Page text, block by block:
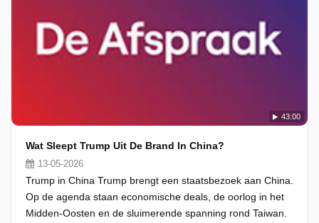
43:00
Wat Sleept Trump Uit De Brand In China?
13-05-2026
Trump in China Trump brengt een staatsbezoek aan China.
Op de agenda staan economische deals, de oorlog in het
Midden-Oosten en de sluimerende spanning rond Taiwan.